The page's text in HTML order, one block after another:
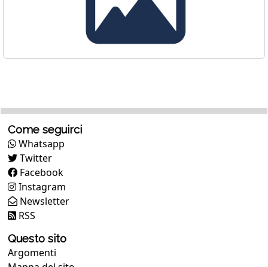
Come seguirci
Whatsapp
Twitter
Facebook
Instagram
Newsletter
RSS
Questo sito
Argomenti